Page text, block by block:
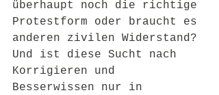
überhaupt noch die richtige
Protestform oder braucht es
anderen zivilen Widerstand?
Und ist diese Sucht nach
Korrigieren und
Besserwissen nur in